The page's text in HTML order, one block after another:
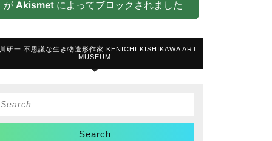
が Akismetによってブロックされました
研一 不思議な生き物造形作家 KENICHI.KISHIKAWA ART
MUSEUM
Search